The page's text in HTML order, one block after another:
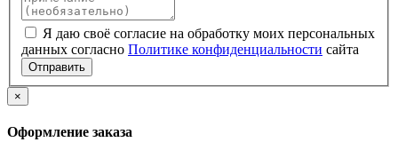
Я даю своё согласие на обработку моих персональных
данных согласно Политике конфиденциальности сайта
Отправить
×
Оформление заказа